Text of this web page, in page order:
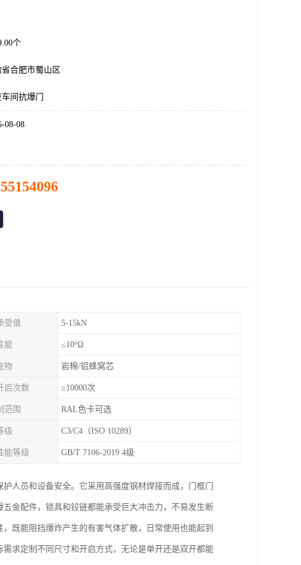
个
省合肥市蜀山区
车间抗爆门
08-08
受值 5-15kN
能 ≤10⁹Ω
物 岩棉/铝蜂窝芯
启次数 ≥10000次
范围 RAL色卡可选
级 C3/C4（ISO 10289）
能等级 GB/T 7106-2019 4级
人员和设备安全。它采用高强度钢材焊接而成，门框门
金配件，锁具和铰链都能承受巨大冲击力，不易发生断
既能阻挡爆炸产生的有害气体扩散，日常使用也能起到
求定制不同尺寸和开启方式，无论是单开还是双开都能